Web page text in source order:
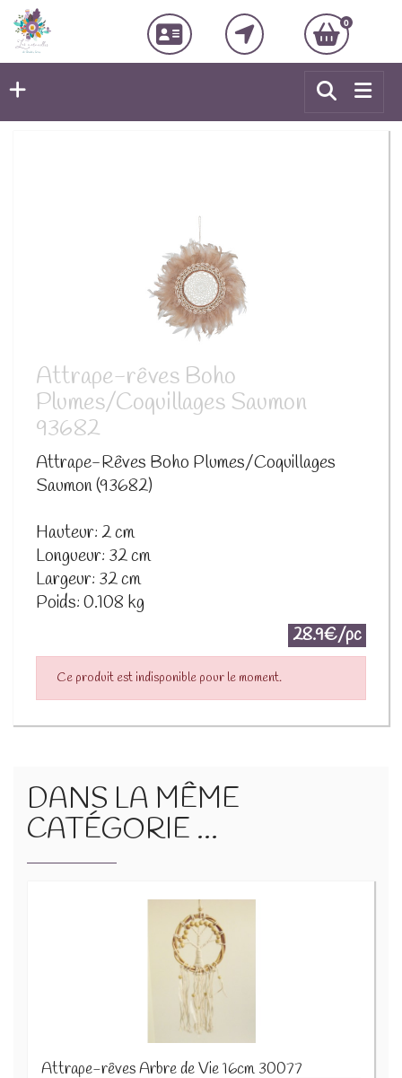
0
Attrape-rêves Boho
Plumes/Coquillages Saumon
93682
Attrape-Rêves Boho Plumes/Coquillages
Saumon (93682)
Hauteur: 2 cm
Longueur: 32 cm
Largeur: 32 cm
Poids: 0.108 kg
28.9€/pc
Ce produit est indisponible pour le moment.
DANS LA MÊME
CATÉGORIE ...
Attrape-rêves Arbre de Vie 16cm 30077